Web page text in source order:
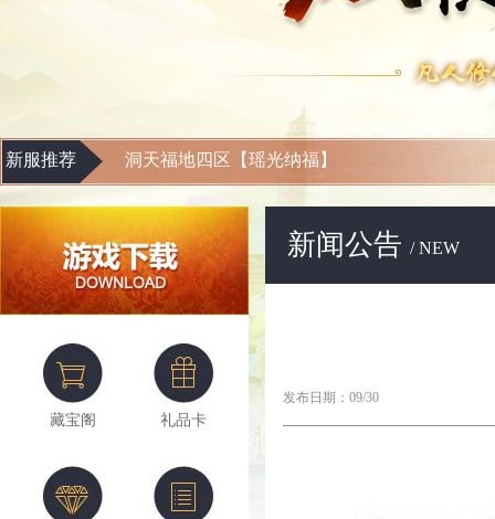
新服推荐 洞天福地四区【瑶光纳福】
藏宝阁 礼品卡
新闻公告 / NEW
发布日期：09/30